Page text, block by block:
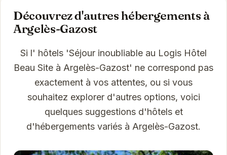
Découvrez d'autres hébergements à
Argelès-Gazost
Si l' hôtels 'Séjour inoubliable au Logis Hôtel
Beau Site à Argelès-Gazost' ne correspond pas
exactement à vos attentes, ou si vous
souhaitez explorer d'autres options, voici
quelques suggestions d'hôtels et
d'hébergements variés à Argelès-Gazost.